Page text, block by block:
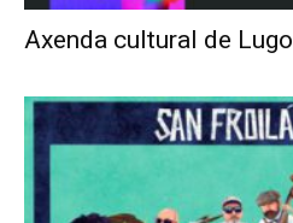
Axenda cultural de Lugo